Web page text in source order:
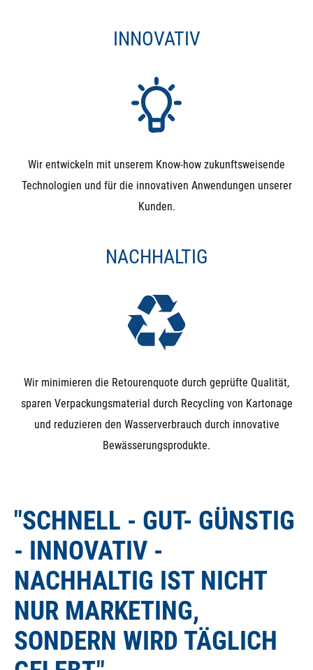
INNOVATIV
Wir entwickeln mit unserem Know-how zukunftsweisende
Technologien und für die innovativen Anwendungen unserer
Kunden.
NACHHALTIG
Wir minimieren die Retourenquote durch geprüfte Qualität,
sparen Verpackungsmaterial durch Recycling von Kartonage
und reduzieren den Wasserverbrauch durch innovative
Bewässerungsprodukte.
"SCHNELL - GUT- GÜNSTIG
- INNOVATIV -
NACHHALTIG IST NICHT
NUR MARKETING,
SONDERN WIRD TÄGLICH